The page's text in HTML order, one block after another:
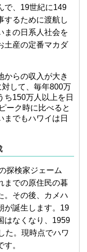
で、19世紀に149
するために渡航し
まの日系人社会を
土産の定番マカダ
からの収入が大き
して、毎年800万
ち150万人以上を日
ーク時に比べると
までもハワイは日
探検家ジェーム
までの原住民の暮
。その後、カメハ
が誕生します。19
はなくなり、1959
た。現時点でハワ
。